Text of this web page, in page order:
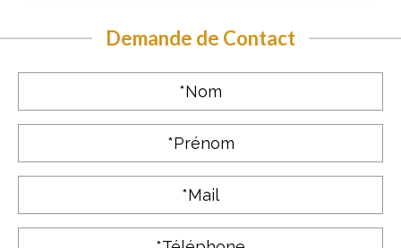
Demande de Contact